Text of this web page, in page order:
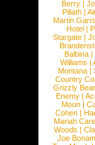
Berry |
Pillath |
Martin
Hotel |
Stargate |
Balbina |
Williams |
Montana |
Country
Grizzly Bear
Enemy |
Moon |
Cohen |
Mariah
Woods |
Joe